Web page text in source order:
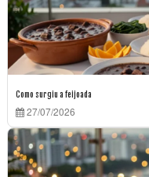
Como surgiu a feijoada
27/07/2026